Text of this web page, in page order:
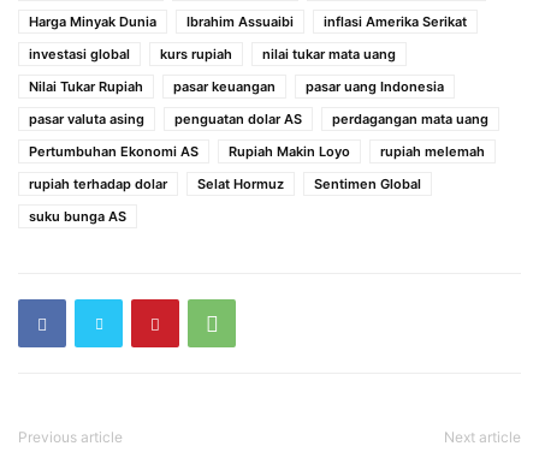
Harga Minyak Dunia
Ibrahim Assuaibi
inflasi Amerika Serikat
investasi global
kurs rupiah
nilai tukar mata uang
Nilai Tukar Rupiah
pasar keuangan
pasar uang Indonesia
pasar valuta asing
penguatan dolar AS
perdagangan mata uang
Pertumbuhan Ekonomi AS
Rupiah Makin Loyo
rupiah melemah
rupiah terhadap dolar
Selat Hormuz
Sentimen Global
suku bunga AS
Previous article Next article